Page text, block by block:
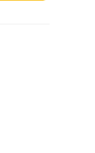
용, 플로깅, 분리수거, 쓰